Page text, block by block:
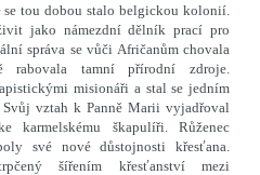
tou dobou stalo belgickou kolonií.
jako námezdní dělník prací pro
správa se vůči Afričanům chovala
rabovala tamní přírodní zdroje.
misionáři a stal se jedním
vztah k Panně Marii vyjadřoval
karmelskému škapulíři. Růženec
své nové důstojnosti křesťana.
šířením křesťanství mezi